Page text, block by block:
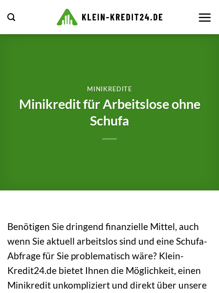
Inhalt
springen
MINIKREDITE
Minikredit für Arbeitslose ohne
Schufa
Benötigen Sie dringend finanzielle Mittel, auch
wenn Sie aktuell arbeitslos sind und eine Schufa-
Abfrage für Sie problematisch wäre? Klein-
Kredit24.de bietet Ihnen die Möglichkeit, einen
Minikredit unkompliziert und direkt über unsere